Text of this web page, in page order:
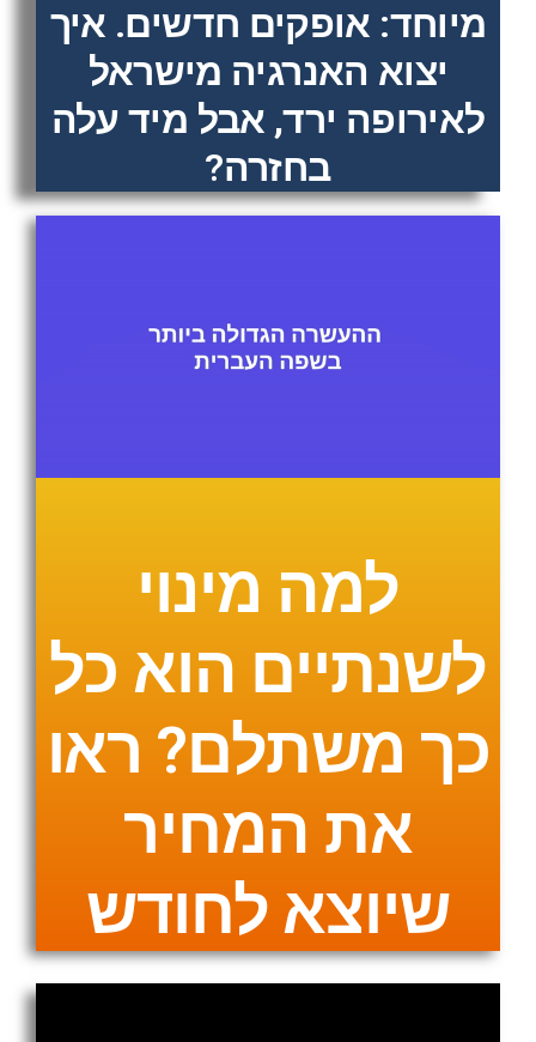
מיוחד: אופקים חדשים. איך
יצוא האנרגיה מישראל
לאירופה ירד, אבל מיד עלה
בחזרה?
למה מינוי
לשנתיים הוא כל
כך משתלם? ראו
את המחיר
שיוצא לחודש